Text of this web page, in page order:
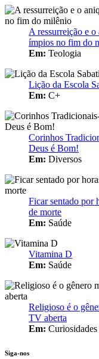
A ressurreição e
ímpios no fim do
Em: Teologia
Lição da Escola
Em: C+
Corinhos
Deus é Bom!
Em: Diversos
Ficar sentado por
de morte
Em: Saúde
Vitamina D
Em: Saúde
Religioso é o
TV aberta
Em: Curiosidades
Siga-nos